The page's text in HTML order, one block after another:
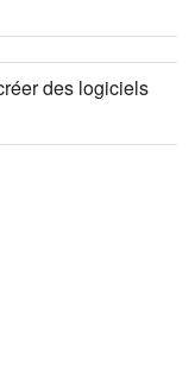
des logiciels